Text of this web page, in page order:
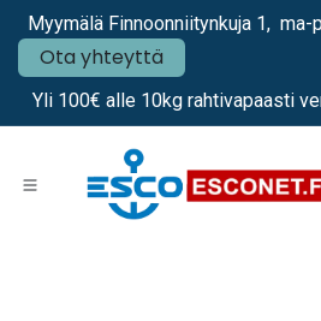
Siirry sisältöön
Myymälä Finnoonniitynkuja 1,
Ota yhteyttä
Yli 100€ alle 10kg rahtivapaasti